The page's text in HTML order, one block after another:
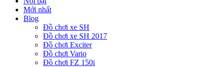
Mới nhất
Blog
Đồ chơi xe SH
Đồ chơi xe SH 2017
Đồ chơi Exciter
Đồ chơi Vario
Đồ chơi FZ 150i